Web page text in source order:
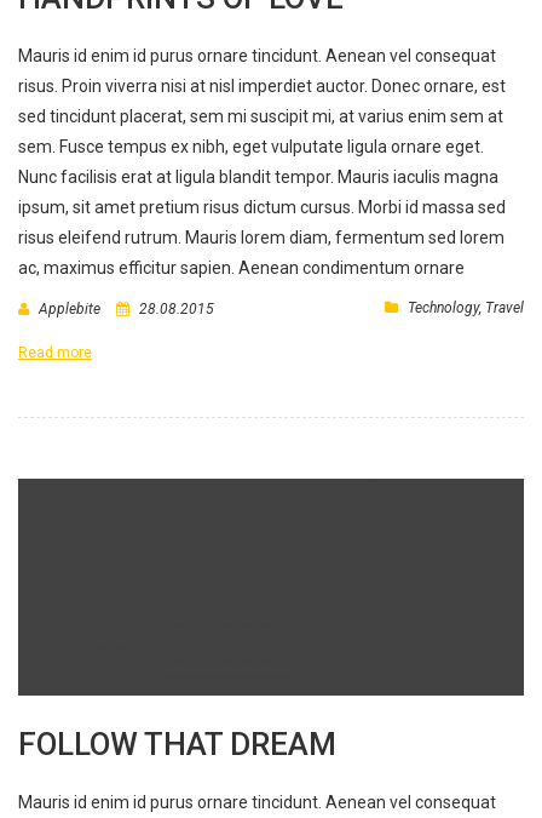
Mauris id enim id purus ornare tincidunt. Aenean vel consequat
risus. Proin viverra nisi at nisl imperdiet auctor. Donec ornare, est
sed tincidunt placerat, sem mi suscipit mi, at varius enim sem at
sem. Fusce tempus ex nibh, eget vulputate ligula ornare eget.
Nunc facilisis erat at ligula blandit tempor. Mauris iaculis magna
ipsum, sit amet pretium risus dictum cursus. Morbi id massa sed
risus eleifend rutrum. Mauris lorem diam, fermentum sed lorem
ac, maximus efficitur sapien. Aenean condimentum ornare
Applebite 28.08.2015 Technology, Travel
Read more
FOLLOW THAT DREAM
Mauris id enim id purus ornare tincidunt. Aenean vel consequat